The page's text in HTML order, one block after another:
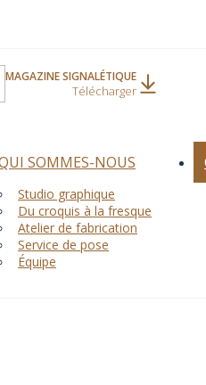
MAGAZINE SIGNALÉTIQUE
Télécharger
SOMMES-NOUS
Studio graphique
Du croquis à la fresque
Atelier de fabrication
Service de pose
Équipe